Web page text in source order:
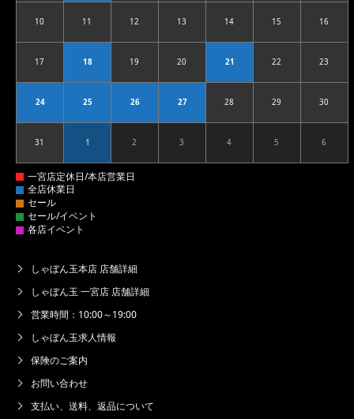
102026.08.10 112026.08.11 122026.08.12 132026.08.13 142026.08.14 152026.08.15 16
172026.08.17 182026.08.18 192026.08.19 202026.08.20 212026.08.21 222026.08.22 23
242026.08.24 252026.08.25 262026.08.26 272026.08.27 282026.08.28 292026.08.29 30
312026.08.31 12026.09.01 22026.09.02 32026.09.03 42026.09.04 52026.09.05 6
しゃぼん玉本店 店舗詳細
しゃぼん玉 一宮店 店舗詳細
営業時間：10:00～19:00
しゃぼん玉求人情報
保険のご案内
お問い合わせ
支払い、送料、返品について